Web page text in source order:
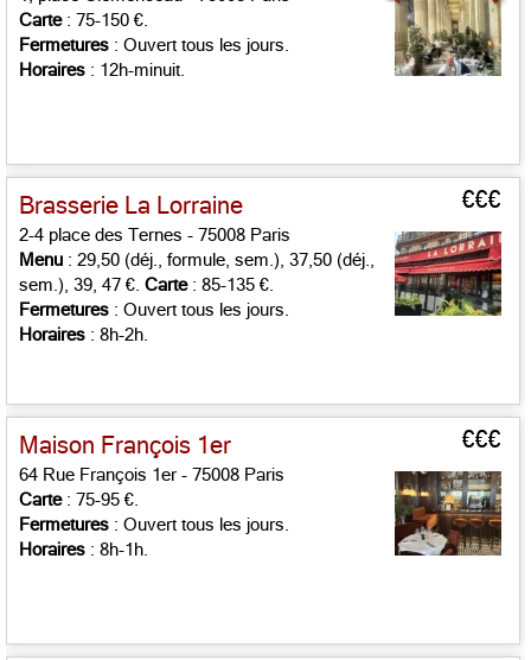
Carte: 75-150 €.
Fermetures : Ouvert tous les jours.
Horaires : 12h-minuit.
Brasserie La Lorraine €€€
2-4 place des Ternes - 75008 Paris
Menu : 29,50 (déj., formule, sem.), 37,50 (déj.,
sem.), 39, 47 €. Carte: 85-135 €.
Fermetures : Ouvert tous les jours.
Horaires : 8h-2h.
Maison François 1er €€€
64 Rue François 1er - 75008 Paris
Carte: 75-95 €.
Fermetures : Ouvert tous les jours.
Horaires : 8h-1h.